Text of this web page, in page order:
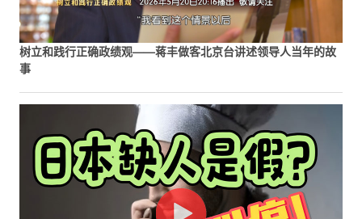
树立和践行正确政绩观——蒋丰做客北京台讲述领导人当年的故
事